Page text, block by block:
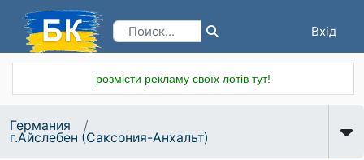
Вхід
розмісти рекламу своїх лотів тут!
Германия
г.Айслебен (Саксония-Анхальт)